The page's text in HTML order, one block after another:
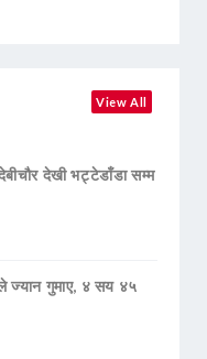
View All
देखी भट्टेडाँडा सम्म
ज्यान गुमाए, ४ सय ४५